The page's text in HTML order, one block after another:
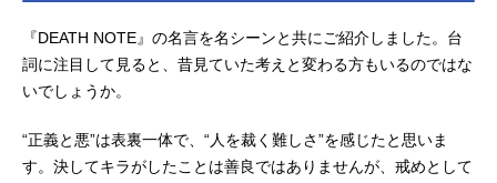
『DEATH NOTE』の名言を名シーンと共にご紹介しました。台
詞に注目して見ると、昔見ていた考えと変わる方もいるのではな
いでしょうか。
“正義と悪”は表裏一体で、“人を裁く難しさ”を感じたと思いま
す。決してキラがしたことは善良ではありませんが、戒めとして